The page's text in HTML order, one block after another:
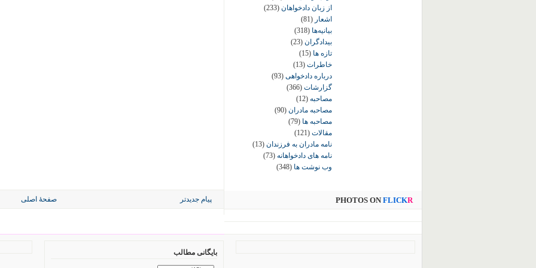
پیام جدیدتر صفحهٔ اصلی
از زبان دادخواهان (233)
اشعار (81)
بیانیه‌ها (318)
بیدادگران (23)
تازه ها (15)
خاطرات (13)
درباره دادخواهی (93)
گزارشات (366)
مصاحبه (12)
مصاحبه مادران (90)
مصاحبه ها (79)
مقالات (121)
نامه مادران به فرزندان (13)
نامه های دادخواهانه (73)
وب نوشت ها (348)
PHOTOS ON FLICKR
بایگانی مطالب